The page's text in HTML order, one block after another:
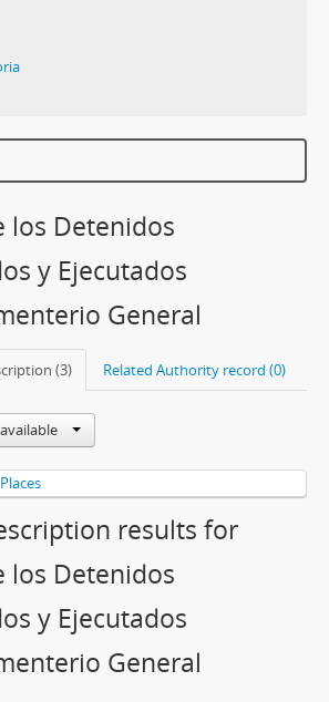
los Detenidos
y Ejecutados
General
(3) Related Authority record (0)
Places
results for
los Detenidos
y Ejecutados
General